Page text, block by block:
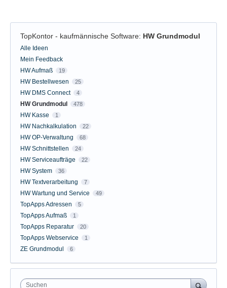
TopKontor - kaufmännische Software: HW Grundmodul
Kategorien
Alle Ideen
Mein Feedback
HW Aufmaß
19
HW Bestellwesen 25
HW DMS Connect 4
HW Grundmodul 478
HW Kasse 1
HW Nachkalkulation 22
HW OP-Verwaltung 68
HW Schnittstellen 24
HW Serviceaufträge 22
HW System 36
HW Textverarbeitung 7
HW Wartung und Service 49
TopApps Adressen 5
TopApps Aufmaß 1
TopApps Reparatur 20
TopApps Webservice 1
ZE Grundmodul 6
Suchen